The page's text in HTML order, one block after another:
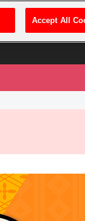
ログイン
Accept All